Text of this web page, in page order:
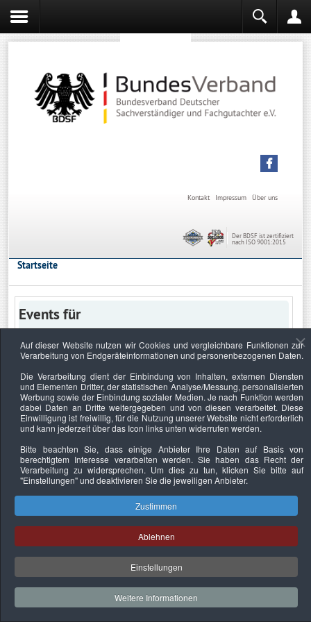
Über uns
Impressum
Kontakt
Der BDSF ist zertifiziert
nach ISO 9001:2015
Startseite
Events für
Keine Termine
Datenschutzerklärung Urheberrechtsnachweise Nachhaltigkeit
Copyright © 2026. Bundesverband Deutscher
Sachverständiger und Fachgutachter e.V..
Auf dieser Website nutzen wir Cookies und vergleichbare Funktionen zur
Verarbeitung von Endgeräteinformationen und personenbezogenen Daten.
Die Verarbeitung dient der Einbindung von Inhalten, externen Diensten
und Elementen Dritter, der statistischen Analyse/Messung, personalisierten
Werbung sowie der Einbindung sozialer Medien. Je nach Funktion werden
dabei Daten an Dritte weitergegeben und von diesen verarbeitet. Diese
Einwilligung ist freiwillig, für die Nutzung unserer Website nicht erforderlich
und kann jederzeit über das Icon links unten widerrufen werden.
Bitte beachten Sie, dass einige Anbieter Ihre Daten auf Basis von
berechtigtem Interesse verarbeiten werden. Sie haben das Recht der
Verarbeitung zu widersprechen. Um dies zu tun, klicken Sie bitte auf
"Einstellungen"und deaktivieren Sie die jeweiligen Anbieter.
Zustimmen
Ablehnen
Einstellungen
Weitere Informationen